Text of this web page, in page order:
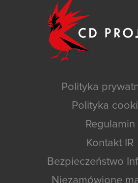
Polityka
Polityka
Regulamin
Kontakt IR
Bezpieczeństwo
Niezamówione